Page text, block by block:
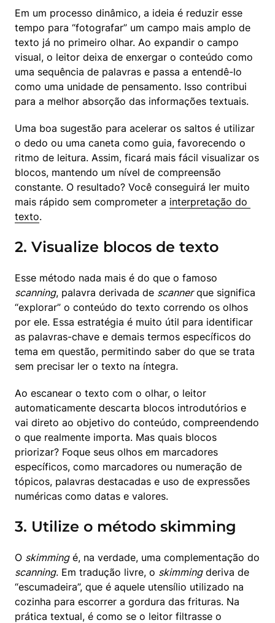
Em um processo dinâmico, a ideia é reduzir esse
tempo para “fotografar” um campo mais amplo de
texto já no primeiro olhar. Ao expandir o campo
visual, o leitor deixa de enxergar o conteúdo como
uma sequência de palavras e passa a entendê-lo
como uma unidade de pensamento. Isso contribui
para a melhor absorção das informações textuais.
Uma boa sugestão para acelerar os saltos é utilizar
o dedo ou uma caneta como guia, favorecendo o
ritmo de leitura. Assim, ficará mais fácil visualizar os
blocos, mantendo um nível de compreensão
constante. O resultado? Você conseguirá ler muito
mais rápido sem comprometer a interpretação do
texto.
2. Visualize blocos de texto
scanning, palavra derivada de scanner que significa
“explorar” o conteúdo do texto correndo os olhos
por ele. Essa estratégia é muito útil para identificar
as palavras-chave e demais termos específicos do
tema em questão, permitindo saber do que se trata
sem precisar ler o texto na íntegra.
Ao escanear o texto com o olhar, o leitor
automaticamente descarta blocos introdutórios e
vai direto ao objetivo do conteúdo, compreendendo
o que realmente importa. Mas quais blocos
priorizar? Foque seus olhos em marcadores
específicos, como marcadores ou numeração de
tópicos, palavras destacadas e uso de expressões
numéricas como datas e valores.
3. Utilize o método skimming
O skimming
scanning. Em tradução livre, o skimming deriva de
“escumadeira”, que é aquele utensílio utilizado na
cozinha para escorrer a gordura das frituras. Na
prática textual, é como se o leitor filtrasse o